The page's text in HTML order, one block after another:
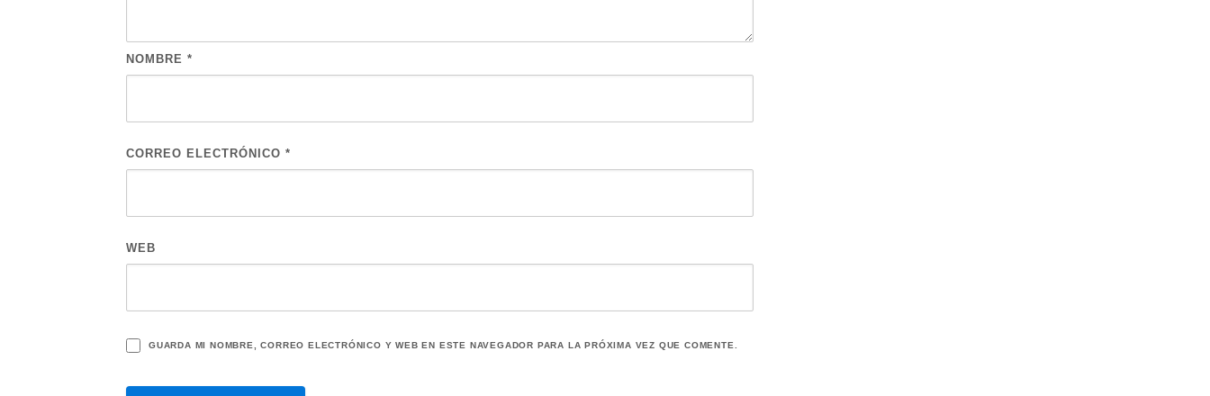
NOMBRE *
CORREO ELECTRÓNICO *
WEB
GUARDA MI NOMBRE, CORREO ELECTRÓNICO Y WEB EN ESTE NAVEGADOR PARA LA PRÓXIMA VEZ QUE COMENTE.